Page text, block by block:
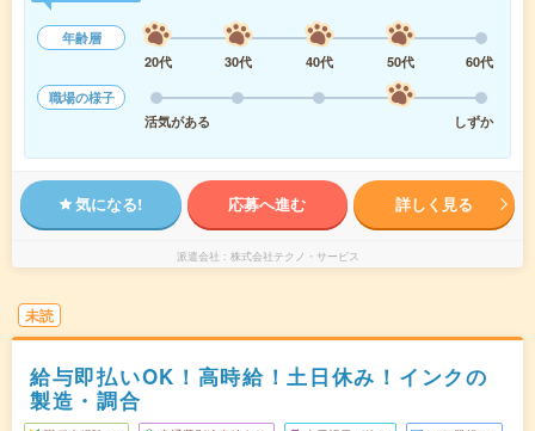
年齢層
20代
30代 40代 50代
60代
職場の様子
活気がある
しずか
気になる! 応募へ進む 詳しく見る
派遣会社 株式会社テクノ・サービス
未読
給与即払いOK！高時給！土日休み！インクの
製造・調合